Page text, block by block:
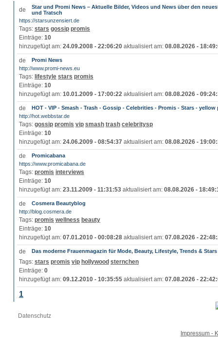
Star und Promi News – Aktuelle Bilder, Videos und News über den
und Tratsch
https://starsunzensiert.de
Tags: stars gossip promis
Einträge: 10
hinzugefügt am: 24.09.2008 - 22:06:20 aktualisiert am: 08.08.2026 -
Promi News
http://www.promi-news.eu
Tags: lifestyle stars promis
Einträge: 10
hinzugefügt am: 10.01.2009 - 17:00:22 aktualisiert am: 08.08.2026 -
HOT - VIP - Smash - Trash - Gossip - Celebrities - Promis - Stars - yellow
http://hot.webbstar.de
Tags: gossip promis vip smash trash celebritysp
Einträge: 10
hinzugefügt am: 24.06.2009 - 08:54:37 aktualisiert am: 08.08.2026 -
Promicabana
https://www.promicabana.de
Tags: promis interviews
Einträge: 10
hinzugefügt am: 23.11.2009 - 11:31:53 aktualisiert am: 08.08.2026 -
Cosmera Beautyblog
http://blog.cosmera.de
Tags: promis wellness beauty
Einträge: 10
hinzugefügt am: 07.01.2010 - 00:08:28 aktualisiert am: 07.08.2026 -
Das moderne Frauenmagazin für Mode, Beauty, Lifestyle, Trends & Stars
Tags: stars promis vip hollywood sternchen
Einträge: 0
hinzugefügt am: 09.12.2010 - 10:35:55 aktualisiert am: 07.08.2026 -
1
Datenschutz
Impressum -